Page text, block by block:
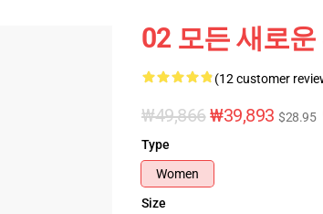
02 모든 새로
(12 customer
₩49,866₩39,893 $28.95
Type
Women
Size